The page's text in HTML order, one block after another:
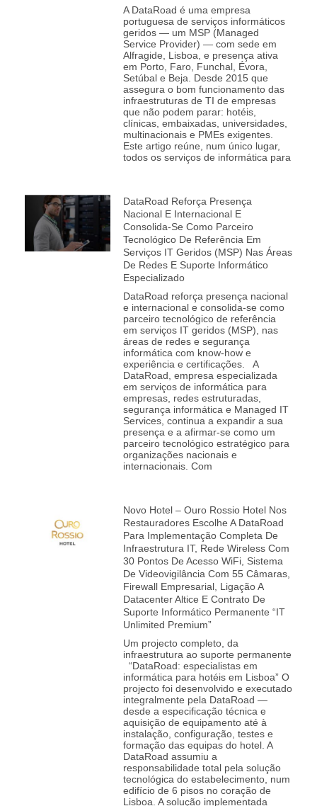
A DataRoad é uma empresa
portuguesa de serviços informáticos
geridos — um MSP (Managed
Service Provider) — com sede em
Alfragide, Lisboa, e presença ativa
em Porto, Faro, Funchal, Évora,
Setúbal e Beja. Desde 2015 que
assegura o bom funcionamento das
infraestruturas de TI de empresas
que não podem parar: hotéis,
clínicas, embaixadas, universidades,
multinacionais e PMEs exigentes.
Este artigo reúne, num único lugar,
todos os serviços de informática para
DataRoad Reforça Presença
Nacional E Internacional E
Consolida‑se Como Parceiro
Tecnológico De Referência Em
Serviços IT Geridos (MSP) Nas Áreas
De Redes E Suporte Informático
Especializado
DataRoad reforça presença nacional
e internacional e consolida‑se como
parceiro tecnológico de referência
em serviços IT geridos (MSP), nas
áreas de redes e segurança
informática com know-how e
experiência e certificações. A
DataRoad, empresa especializada
em serviços de informática para
empresas, redes estruturadas,
segurança informática e Managed IT
Services, continua a expandir a sua
presença e a afirmar‑se como um
parceiro tecnológico estratégico para
organizações nacionais e
internacionais. Com
Novo Hotel – Ouro Rossio Hotel Nos
Restauradores Escolhe A DataRoad
Para Implementação Completa De
Infraestrutura IT, Rede Wireless Com
30 Pontos De Acesso WiFi, Sistema
De Videovigilância Com 55 Câmaras,
Firewall Empresarial, Ligação A
Datacenter Altice E Contrato De
Suporte Informático Permanente “IT
Unlimited Premium”
Um projecto completo, da
infraestrutura ao suporte permanente
“DataRoad: especialistas em
informática para hotéis em Lisboa” O
projecto foi desenvolvido e executado
integralmente pela DataRoad —
desde a especificação técnica e
aquisição de equipamento até à
instalação, configuração, testes e
formação das equipas do hotel. A
DataRoad assumiu a
responsabilidade total pela solução
tecnológica do estabelecimento, num
edifício de 6 pisos no coração de
Lisboa. A solução implementada